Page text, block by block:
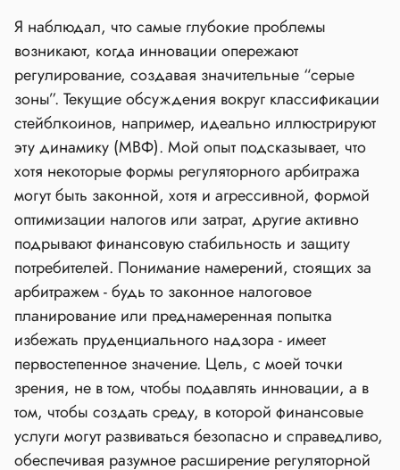
Я наблюдал, что самые глубокие проблемы
возникают, когда инновации опережают
регулирование, создавая значительные “серые
зоны”. Текущие обсуждения вокруг классификации
стейблкоинов, например, идеально иллюстрируют
эту динамику (МВФ). Мой опыт подсказывает, что
хотя некоторые формы регуляторного арбитража
могут быть законной, хотя и агрессивной, формой
оптимизации налогов или затрат, другие активно
подрывают финансовую стабильность и защиту
потребителей. Понимание намерений, стоящих за
арбитражем - будь то законное налоговое
планирование или преднамеренная попытка
избежать пруденциального надзора - имеет
первостепенное значение. Цель, с моей точки
зрения, не в том, чтобы подавлять инновации, а в
том, чтобы создать среду, в которой финансовые
услуги могут развиваться безопасно и справедливо,
обеспечивая разумное расширение регуляторной